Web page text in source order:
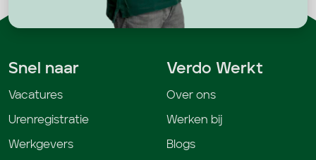
Snel naar
Vacatures
Urenregistratie
Werkgevers
Verdo Werkt
Over ons
Werken bij
Blogs